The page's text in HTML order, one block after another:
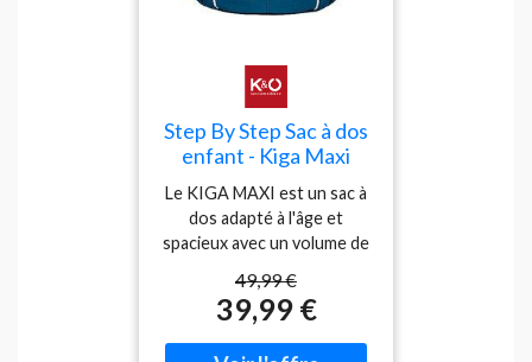
Step By Step Sac à dos
enfant - Kiga Maxi
Dragon Milo
Le KIGA MAXI est un sac à
dos adapté à l'âge et
spacieux avec un volume de
et la crèche. Les poches
extérieures latérales sont
parfaites pour la gourde,
49,99 €
39,99 €